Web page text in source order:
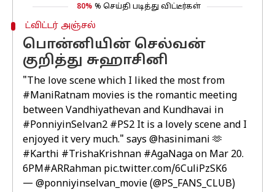
80% % செய்தி படித்து விட்டீர்கள்
ட்விட்டர் அஞ்சல்
பொன்னியின் செல்வன்
குறித்து சுஹாசினி
"The love scene which I liked the most from
#ManiRatnam movies is the romantic meeting
between Vandhiyathevan and Kundhavai in
#PonniyinSelvan2 #PS2 It is a lovely scene and I
enjoyed it very much." says @hasinimani 🫶
#Karthi #TrishaKrishnan #AgaNaga on Mar 20.
6PM#ARRahman pic.twitter.com/6CuliPzSK6
— @ponniyinselvan_movie (@PS_FANS_CLUB)